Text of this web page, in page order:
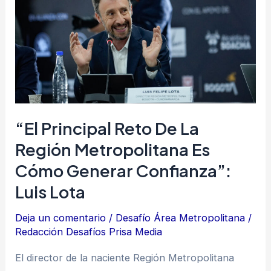
“El Principal Reto De La
Región Metropolitana Es
Cómo Generar Confianza”:
Luis Lota
Deja un comentario / Desafío Área Metropolitana /
Redacción Desafíos Prisa Media
El director de la naciente Región Metropolitana
la
Región
Metropolitana
cómo
confianza”:
Luis
Lota